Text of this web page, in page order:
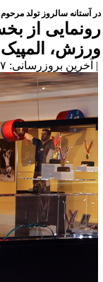
در آستانه سالروز تولد
رونمایی از
ورزش،
| آخرین بروزرسانی: ۱۳۹۸/۳/۱۷ |